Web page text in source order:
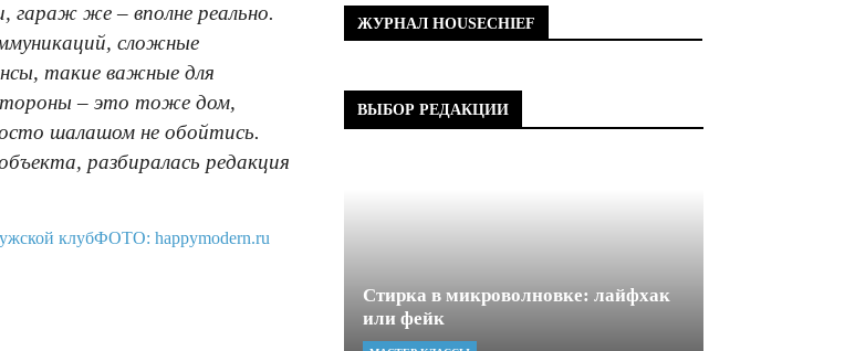
же – вполне реально.
сложные
такие важные для
– это тоже дом,
шалашом не обойтись.
разбиралась редакция
ЖУРНАЛ HOUSECHIEF
ВЫБОР РЕДАКЦИИ
Стирка в микроволновке: лайфхак
или фейк